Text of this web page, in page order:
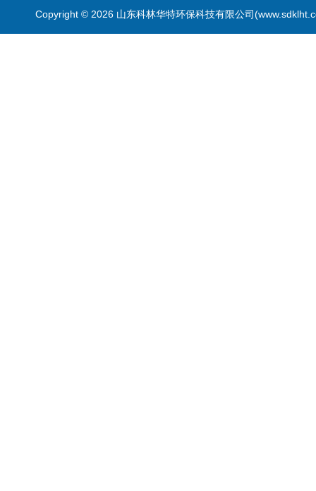
Copyright © 2026 山东科林华特环保科技有限公司